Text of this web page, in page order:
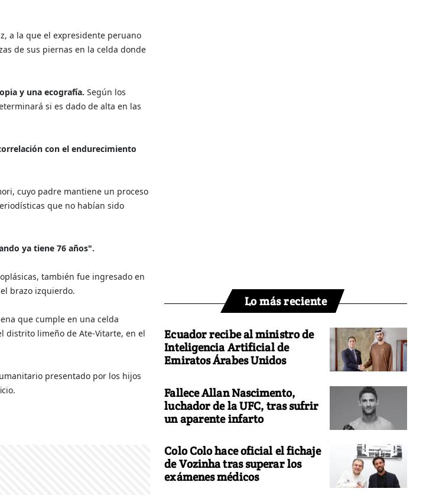
a la que el expresidente peruano
de sus piernas en la celda donde
y una ecografía. Según los
si es dado de alta en las
con el endurecimiento
cuyo padre mantiene un proceso
que no habían sido
ya tiene 76 años".
también fue ingresado en
brazo izquierdo.
que cumple en una celda
distrito limeño de Ate-Vitarte, en el
presentado por los hijos
Lo más reciente
Ecuador recibe al ministro de
Inteligencia Artificial de
Emiratos Árabes Unidos
Fallece Allan Nascimento,
luchador de la UFC, tras sufrir
un aparente infarto
Colo Colo hace oficial el fichaje
de Vozinha tras superar los
exámenes médicos